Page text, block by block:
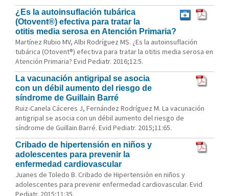
¿Es la autoinsuflación tubárica
(Otovent®) efectiva para tratar la
otitis media serosa en Atención Primaria?
Martínez Rubio MV, Albi Rodríguez MS. ¿Es la autoinsuflación
tubárica (Otovent®) efectiva para tratar la otitis media serosa en
Atención Primaria? Evid Pediatr. 2016;12:5.
La vacunación antigripal se asocia
con un débil aumento del riesgo de
síndrome de Guillain Barré
Ruiz-Canela Cáceres J, Fernández Rodríguez M. La vacunación
antigripal se asocia con un débil aumento del riesgo de
síndrome de Guillain Barré. Evid Pediatr. 2015;11:65.
Cribado de hipertensión en niños y
adolescentes para prevenir la
enfermedad cardiovascular
Juanes de Toledo B. Cribado de Hipertensión en niños y
adolescentes para prevenir enfermedad cardiovascular. Evid
Pediatr. 2015;11:35.